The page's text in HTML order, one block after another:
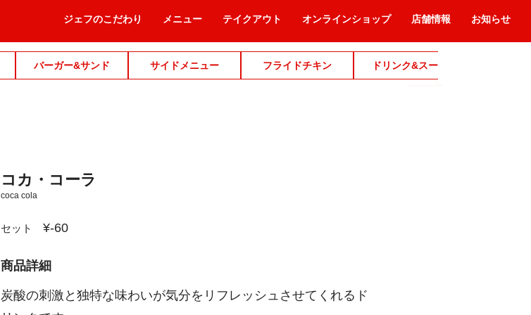
ジェフのこだわり メニュー テイクアウト オンラインショップ 店舗情報 お知らせ
バーガー&サンド サイドメニュー フライドチキン ドリンク&スープ
コカ・コーラ
coca cola
セット ¥-60
商品詳細
炭酸の刺激と独特な味わいが気分をリフレッシュさせてくれるド